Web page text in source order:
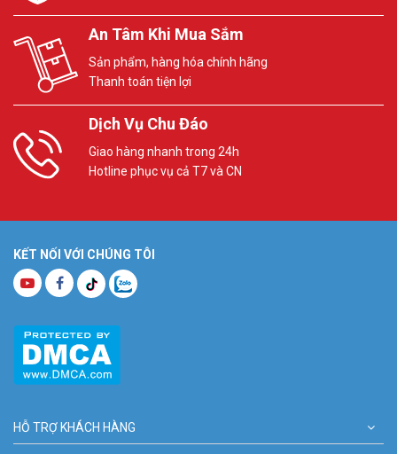
An Tâm Khi Mua Sắm
Sản phẩm, hàng hóa chính hãng
Thanh toán tiện lợi
Dịch Vụ Chu Đáo
Giao hàng nhanh trong 24h
Hotline phục vụ cả T7 và CN
KẾT NỐI VỚI CHÚNG TÔI
HỖ TRỢ KHÁCH HÀNG